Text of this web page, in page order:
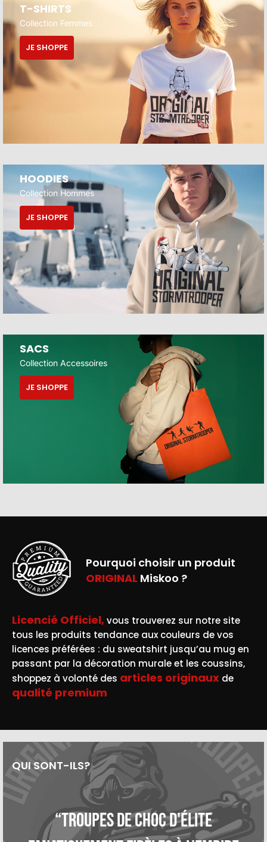
T-SHIRTS
Collection Femmes
JE SHOPPE
HOODIES
Collection Hommes
JE SHOPPE
SACS
Collection Accessoires
JE SHOPPE
Pourquoi choisir un produit
ORIGINAL Miskoo ?
Licencié Officiel,vous trouverez sur notre site
tous les produits tendance aux couleurs de vos
licences préférées : du sweatshirt jusqu’au mug en
passant par la décoration murale et les coussins,
shoppez à volonté des articles originaux de
qualité premium
QUI SONT-ILS?
“Troupes de choc d'élite